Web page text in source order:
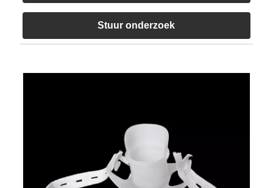
Stuur onderzoek